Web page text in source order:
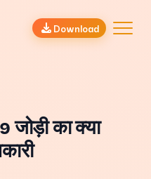
Download
जोड़ी का क्या